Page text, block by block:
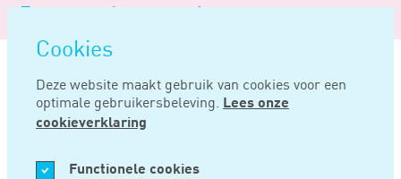
overslaan
Cookies
Deze website maakt gebruik van cookies voor een
optimale gebruikersbeleving. Lees onze
cookieverklaring
Functionele cookies
Logo
Noord
Negentig
Home Nieuws
FEB 06, 2025